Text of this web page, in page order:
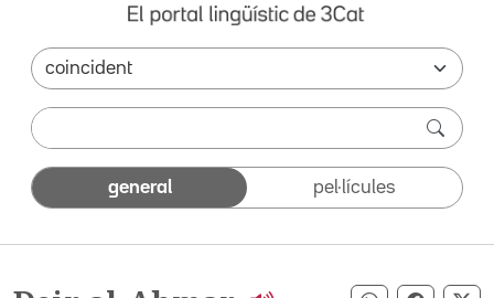
general pel·lícules